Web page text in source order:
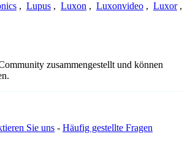
, Lupus , Luxon , Luxonvideo , Luxor ,
zusammengestellt und können
Sie uns - Häufig gestellte Fragen